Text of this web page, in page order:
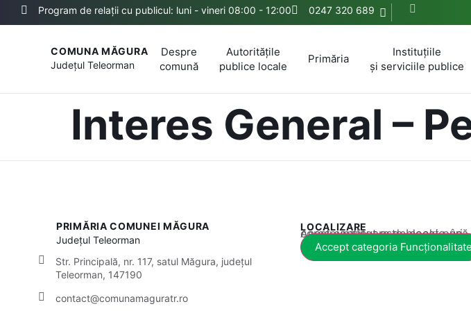
Program de relații cu publicul: luni - vineri 08:00 - 12:00 0247 320 689
COMUNA MĂGURA
JudețulTeleorman
Despre
comună
Autoritățile
publice locale
Primăria
Instituțiile
și serviciile publice
Interes General –
PRIMĂRIA COMUNEI MĂGURA
JudețulTeleorman
Str. Principală, nr. 117, satul Măgura, județul
Teleorman, 147190
contact@comunamaguratr.ro
LOCALIZARE
Acest conținut este blocat până când acceptați categoria corespunzătoare de cookie-uri.
Accept categoria Funcționalitate